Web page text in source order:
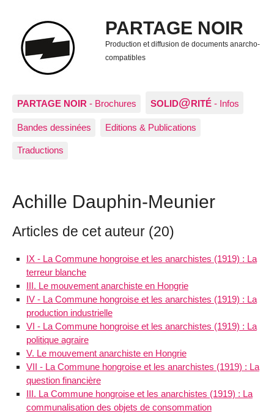
PARTAGE NOIR
Production et diffusion de documents anarcho-
compatibles
PARTAGE NOIR - Brochures SOLID@RITÉ - Infos
Bandes dessinées Editions & Publications
Traductions
Achille Dauphin-Meunier
Articles de cet auteur (20)
IX - La Commune hongroise et les anarchistes (1919) : La
terreur blanche
III. Le mouvement anarchiste en Hongrie
IV - La Commune hongroise et les anarchistes (1919) : La
production industrielle
VI - La Commune hongroise et les anarchistes (1919) : La
politique agraire
V. Le mouvement anarchiste en Hongrie
VII - La Commune hongroise et les anarchistes (1919) : La
question financière
III. La Commune hongroise et les anarchistes (1919) : La
communalisation des objets de consommation